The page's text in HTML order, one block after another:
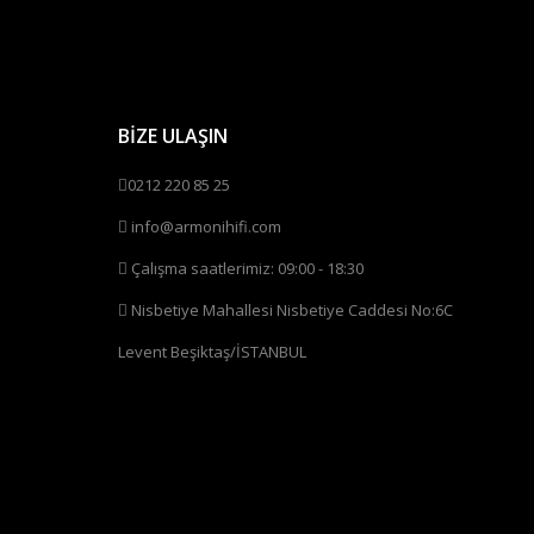
BİZE ULAŞIN
0212 220 85 25
info@armonihifi.com
Çalışma saatlerimiz: 09:00 - 18:30
Nisbetiye Mahallesi Nisbetiye Caddesi No:6C
Levent Beşiktaş/İSTANBUL